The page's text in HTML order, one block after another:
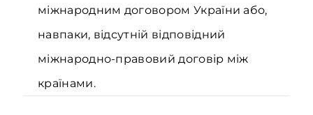
міжнародним договором України або,
навпаки, відсутній відповідний
міжнародно-правовий договір між
країнами.